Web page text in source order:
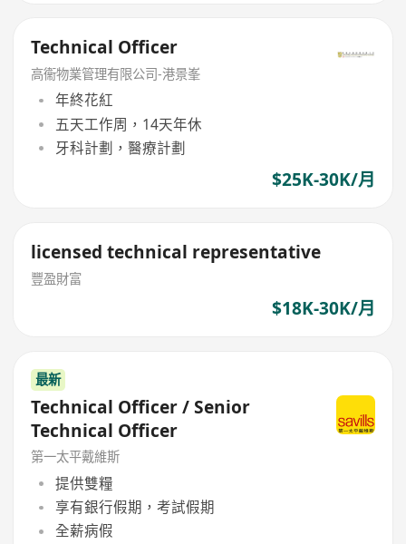
Technical Officer
高衞物業管理有限公司-港景峯
年終花紅
五天工作周，14天年休
牙科計劃，醫療計劃
$25K-30K/月
licensed technical representative
豐盈財富
$18K-30K/月
最新
Technical Officer / Senior
Technical Officer
第一太平戴維斯
提供雙糧
享有銀行假期，考試假期
全薪病假